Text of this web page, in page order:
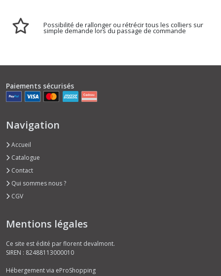
Possibilité de rallonger ou rétrécir tous les colliers sur
simple demande lors du passage de commande
Paiements sécurisés
Navigation
Accueil
Catalogue
Contact
Qui sommes nous ?
CGV
Mentions légales
Ce site est édité par florent devalmont.
SIREN : 82488113000010
Hébergement via eProShopping